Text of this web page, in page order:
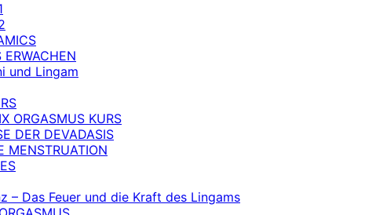
ERWACHEN
und Lingam
ORGASMUS KURS
DER DEVADASIS
MENSTRUATION
– Das Feuer und die Kraft des Lingams